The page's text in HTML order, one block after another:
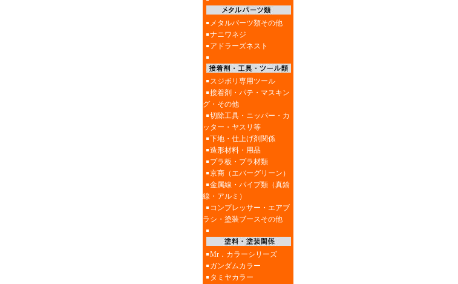
メタルパーツ類その他
ナニワネジ
アドラーズネスト
スジボリ専用ツール
接着剤・パテ・マスキン
グ・その他
切除工具・ニッパー・カ
ッター・ヤスリ等
下地・仕上げ剤関係
造形材料・用品
プラ板・プラ材類
京商（エバーグリーン）
金属線・パイプ類（真鍮
線・アルミ）
コンプレッサー・エアブ
ラシ・塗装ブースその他
Mr．カラーシリーズ
ガンダムカラー
タミヤカラー